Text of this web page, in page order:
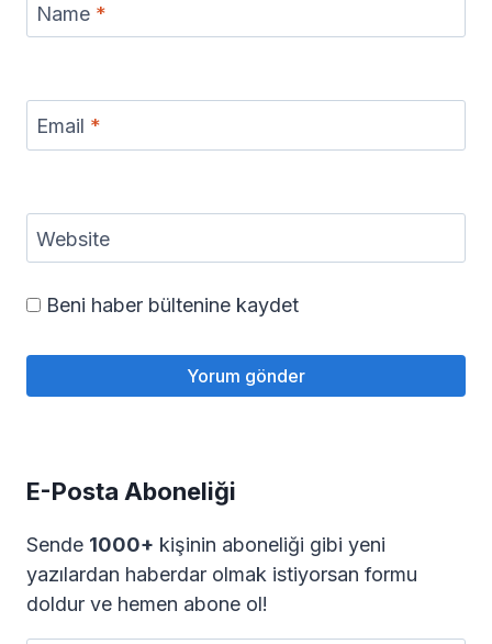
Name *
Email *
Website
Beni haber bültenine kaydet
E-Posta Aboneliği
Sende 1000+ kişinin aboneliği gibi yeni
yazılardan haberdar olmak istiyorsan formu
doldur ve hemen abone ol!